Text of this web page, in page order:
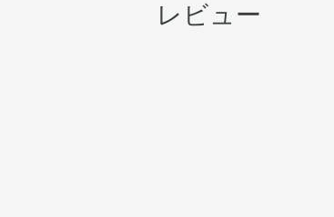
レビュー